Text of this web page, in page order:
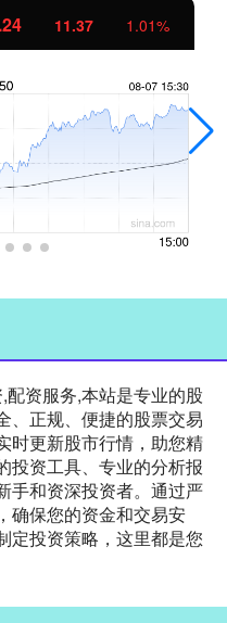
11.37 1.01%
资服务,本站是专业的股
、正规、便捷的股票交易
时更新股市行情，助您精
投资工具、专业的分析报
手和资深投资者。通过严
确保您的资金和交易安
定投资策略，这里都是您